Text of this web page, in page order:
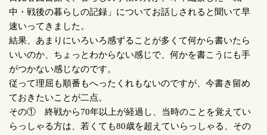
中・戦後の暮らしの記録」についてお話しされると聞いて早
速いってきました。
結果、あまりにいろいろ感ずることが多くて何から書いたら
いいのか、ちょっとわからない感じで、何かを書こうにも手
がつかない感じなのです。
従って理屈も順番もへったくれもないのですが、今書き留め
ておきたいことが二点。
その① 終戦から70年以上が経過し、当時のことを覚えてい
らっしゃる方は、若くても80歳を超えていらっしゃる、その